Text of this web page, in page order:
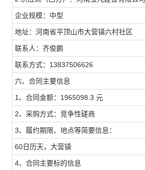
企业规模：中型
地址：河南省平顶山市大营镇六村社区
联系人：齐俊鹏
联系方式：13837506626
六、合同主要信息
1、合同金额：1965098.3 元
2、采购方式：竞争性磋商
3、履约期限、地点等简要信息：
60日历天，大营镇
4、合同主要标的信息